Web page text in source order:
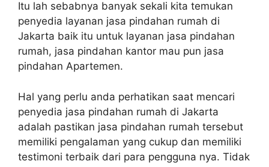
Itu lah sebabnya banyak sekali kita temukan
penyedia layanan jasa pindahan rumah di
Jakarta baik itu untuk layanan jasa pindahan
rumah, jasa pindahan kantor mau pun jasa
pindahan Apartemen.
Hal yang perlu anda perhatikan saat mencari
penyedia jasa pindahan rumah di Jakarta
adalah pastikan jasa pindahan rumah tersebut
memiliki pengalaman yang cukup dan memiliki
testimoni terbaik dari para pengguna nya. Tidak